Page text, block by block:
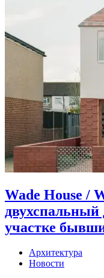
Wade House /
двухспальный
участке
Архитектура
Новости